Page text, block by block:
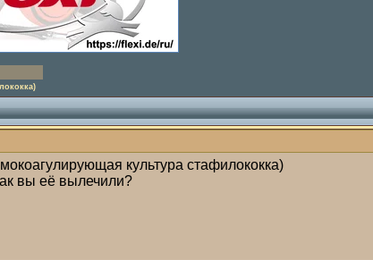
культура стафилококка)
вы её вылечили?